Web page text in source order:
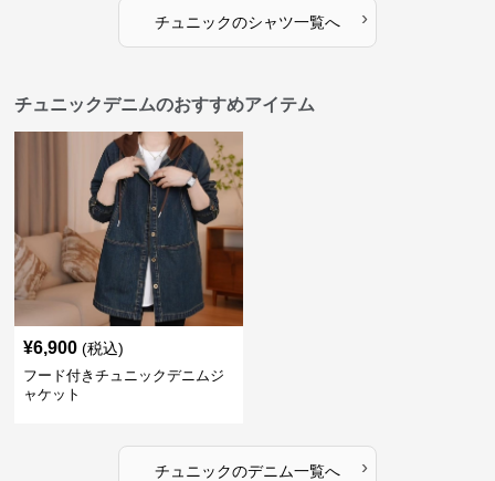
チュニックのシャツ一覧へ ›
チュニックデニムのおすすめアイテム
¥6,900 (税込)
フード付きチュニックデニムジ
ャケット
チュニックのデニム一覧へ ›